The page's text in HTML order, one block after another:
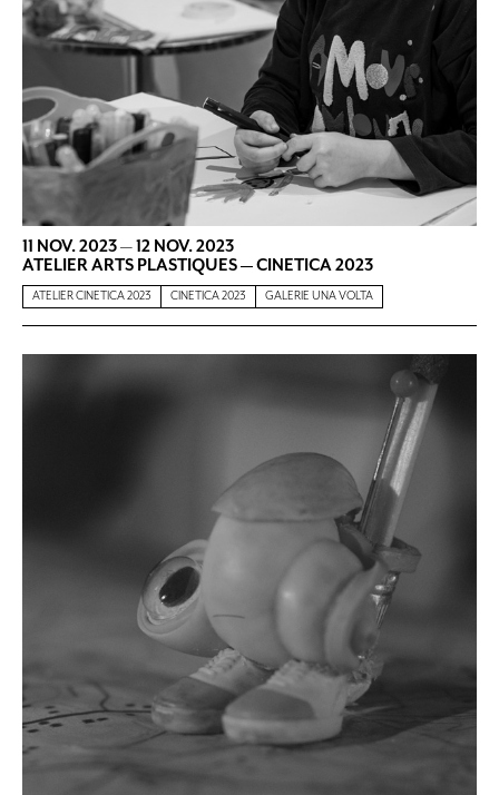
11 NOV. 2023—12 NOV. 2023
ATELIER ARTS PLASTIQUES — CINETICA 2023
ATELIER CINETICA 2023 CINETICA 2023 GALERIE UNA VOLTA